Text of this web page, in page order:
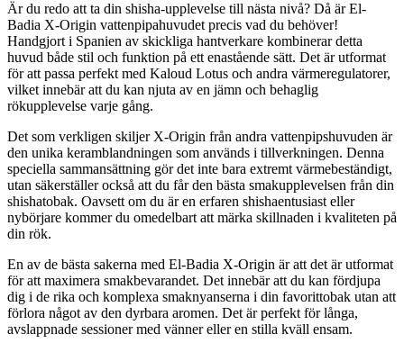
Är du redo att ta din shisha-upplevelse till nästa nivå? Då är El-
Badia X-Origin vattenpipahuvudet precis vad du behöver!
Handgjort i Spanien av skickliga hantverkare kombinerar detta
huvud både stil och funktion på ett enastående sätt. Det är utformat
för att passa perfekt med Kaloud Lotus och andra värmeregulatorer,
vilket innebär att du kan njuta av en jämn och behaglig
rökupplevelse varje gång.
Det som verkligen skiljer X-Origin från andra vattenpipshuvuden är
den unika keramblandningen som används i tillverkningen. Denna
speciella sammansättning gör det inte bara extremt värmebeständigt,
utan säkerställer också att du får den bästa smakupplevelsen från din
shishatobak. Oavsett om du är en erfaren shishaentusiast eller
nybörjare kommer du omedelbart att märka skillnaden i kvaliteten på
din rök.
En av de bästa sakerna med El-Badia X-Origin är att det är utformat
för att maximera smakbevarandet. Det innebär att du kan fördjupa
dig i de rika och komplexa smaknyanserna i din favorittobak utan att
förlora något av den dyrbara aromen. Det är perfekt för långa,
avslappnade sessioner med vänner eller en stilla kväll ensam.